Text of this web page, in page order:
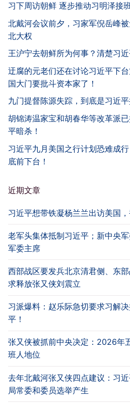
习下周访朝鲜 逐步推动习明泽接
北戴河会议前夕，习家军倪岳峰
北大权
王沪宁去朝鲜所为何事？清楚习
迂腐的元老们还在讨论习近平下
国大门要批斗资本家了！
九门提督陈源失踪，到底是习近
胡锦涛温家宝和胡春华等改革派
平暗杀！
习近平九月美国之行计划恐难成
底前下台！
近期文章
习近平想带铁凝杨兰兰出访美国，
老军头集体抵制习近平；新中央
军委主席
西部战区要发兵北京清君侧、东
求释放张又侠刘震立
习派爆料：赵乐际急切要求习解
平！
张又侠被抓前中央决定：2026年
班人地位
去年北戴河张又侠四点建议：习
局常委和委员选举产生